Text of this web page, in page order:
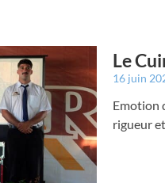
Le
16 juin
Emotion
rigueur